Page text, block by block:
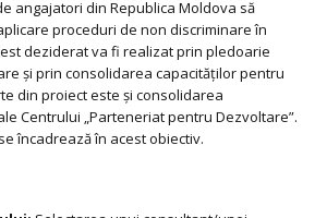
angajatori din Republica Moldova să
proceduri de non discriminare în
deziderat va fi realizat prin pledoarie
şi prin consolidarea capacităţilor pentru
din proiect este şi consolidarea
Centrului „Parteneriat pentru Dezvoltare”.
încadrează în acest obiectiv.